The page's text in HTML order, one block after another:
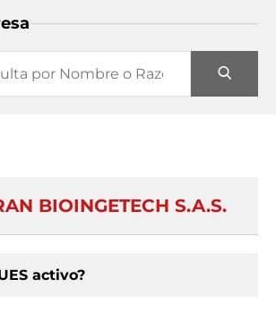
BIOINGETECH S.A.S.
activo?